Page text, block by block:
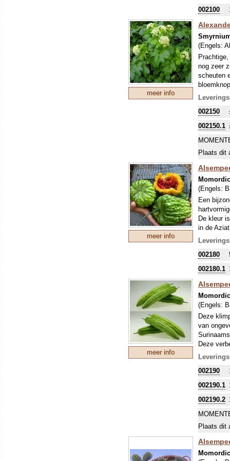
002100
meer info
(Engels:
nog zeer
scheuten
worden
De plant
Tip: kijk
vers
002150
002150.1
Plaats dit
meer info
(Engels:
Een
De kleur
in de
bekend in
prachtige
002180
002180.1
meer info
(Engels:
Deze
van
Deze
Klimplant
prachtige
002190
002190.1
002190.2
Plaats dit